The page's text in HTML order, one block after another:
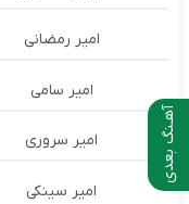
آهـنگ بعدی
امیر رمضانی
امیر سامی
امیر سروری
امیر سینکی